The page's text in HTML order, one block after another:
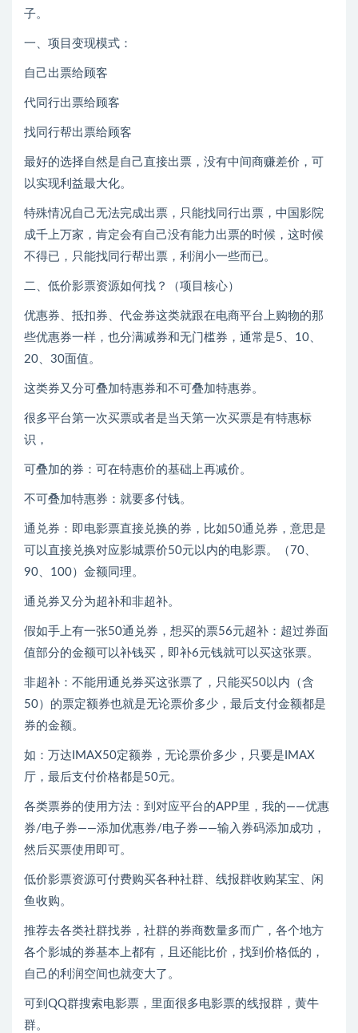
子。
一、项目变现模式：
自己出票给顾客
代同行出票给顾客
找同行帮出票给顾客
最好的选择自然是自己直接出票，没有中间商赚差价，可
以实现利益最大化。
特殊情况自己无法完成出票，只能找同行出票，中国影院
成千上万家，肯定会有自己没有能力出票的时候，这时候
不得已，只能找同行帮出票，利润小一些而已。
二、低价影票资源如何找？（项目核心）
优惠券、抵扣券、代金券这类就跟在电商平台上购物的那
些优惠券一样，也分满减券和无门槛券，通常是5、10、
20、30面值。
这类券又分可叠加特惠券和不可叠加特惠券。
很多平台第一次买票或者是当天第一次买票是有特惠标
识，
可叠加的券：可在特惠价的基础上再减价。
不可叠加特惠券：就要多付钱。
通兑券：即电影票直接兑换的券，比如50通兑券，意思是
可以直接兑换对应影城票价50元以内的电影票。（70、
90、100）金额同理。
通兑券又分为超补和非超补。
假如手上有一张50通兑券，想买的票56元超补：超过券面
值部分的金额可以补钱买，即补6元钱就可以买这张票。
非超补：不能用通兑券买这张票了，只能买50以内（含
50）的票定额券也就是无论票价多少，最后支付金额都是
券的金额。
如：万达IMAX50定额券，无论票价多少，只要是IMAX
厅，最后支付价格都是50元。
各类票券的使用方法：到对应平台的APP里，我的——优惠
券/电子券——添加优惠券/电子券——输入券码添加成功，
然后买票使用即可。
低价影票资源可付费购买各种社群、线报群收购某宝、闲
鱼收购。
推荐去各类社群找券，社群的券商数量多而广，各个地方
各个影城的券基本上都有，且还能比价，找到价格低的，
自己的利润空间也就变大了。
可到QQ群搜索电影票，里面很多电影票的线报群，黄牛
群。